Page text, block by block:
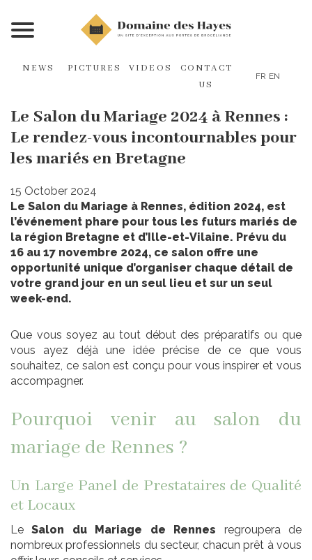
NEWS PICTURES VIDEOS
CONTACT
US
FR EN
Le Salon du Mariage 2024 à Rennes :
Le rendez-vous incontournables pour
les mariés en Bretagne
15 October 2024
Le Salon du Mariage à Rennes, édition 2024, est
l’événement phare pour tous les futurs mariés de
la région Bretagne et d’Ille-et-Vilaine. Prévu du
16 au 17 novembre 2024, ce salon offre une
opportunité unique d’organiser chaque détail de
votre grand jour en un seul lieu et sur un seul
week-end.
Que vous soyez au tout début des préparatifs ou que
vous ayez déjà une idée précise de ce que vous
souhaitez, ce salon est conçu pour vous inspirer et vous
accompagner.
Pourquoi venir au salon du
mariage de Rennes ?
Un Large Panel de Prestataires de Qualité
et Locaux
LeSalon du Mariage de Rennes regroupera de
nombreux professionnels du secteur, chacun prêt à vous